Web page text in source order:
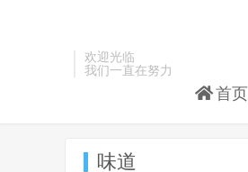
欢迎光临
我们一直在努力
首页
味道